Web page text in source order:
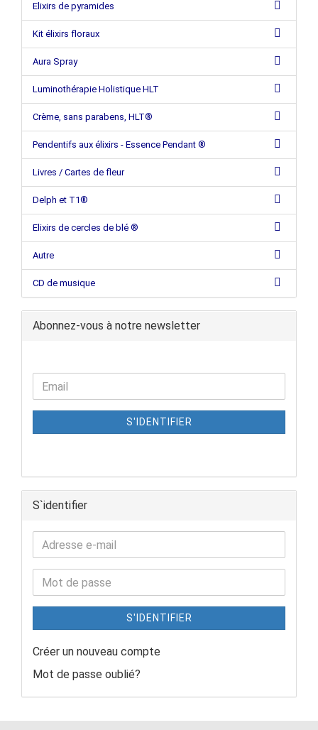
Elixirs de pyramides
Kit élixirs floraux
Aura Spray
Luminothérapie Holistique HLT
Crème, sans parabens, HLT®
Pendentifs aux élixirs - Essence Pendant ®
Livres / Cartes de fleur
Delph et T1®
Elixirs de cercles de blé ®
Autre
CD de musique
Abonnez-vous à notre newsletter
S'IDENTIFIER
S`identifier
S'IDENTIFIER
Créer un nouveau compte
Mot de passe oublié?